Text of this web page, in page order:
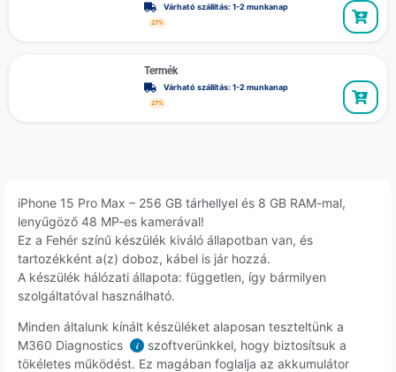
Várható szállítás: 1-2 munkanap
27%
Termék
Várható szállítás: 1-2 munkanap
27%
iPhone 15 Pro Max – 256 GB tárhellyel és 8 GB RAM-mal,
lenyűgöző 48 MP-es kamerával!
Ez a Fehér színű készülék kiváló állapotban van, és
tartozékként a(z) doboz, kábel is jár hozzá.
A készülék hálózati állapota: független, így bármilyen
szolgáltatóval használható.
Minden általunk kínált készüléket alaposan teszteltünk a
M360 Diagnostics
i
szoftverünkkel, hogy biztosítsuk a
tökéletes működést. Ez magában foglalja az akkumulátor